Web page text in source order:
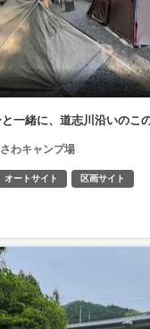
一緒に、道志川沿いのこ
わキャンプ場
オートサイト 区画サイト